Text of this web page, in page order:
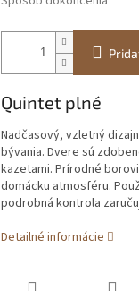
Quintet plné
Nadčasový, vzletný
bývania. Dvere sú
kazetami. Prírodné
domácku atmosféru.
podrobná kontrola
Detailné informácie